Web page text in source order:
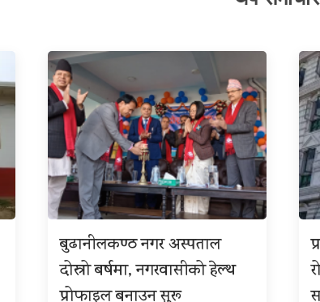
बुढानीलकण्ठ नगर अस्पताल
दोस्रो बर्षमा, नगरवासीको हेल्थ